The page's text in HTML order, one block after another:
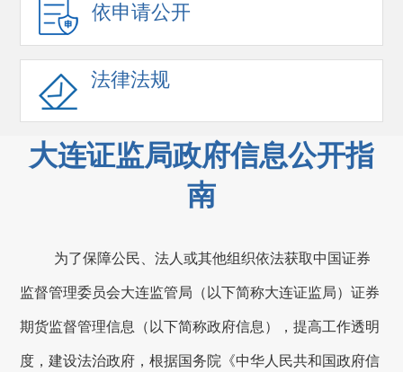
依申请公开
法律法规
大连证监局政府信息公开指
南
为了保障公民、法人或其他组织依法获取中国证券
监督管理委员会大连监管局（以下简称大连证监局）证券
期货监督管理信息（以下简称政府信息），提高工作透明
度，建设法治政府，根据国务院《中华人民共和国政府信